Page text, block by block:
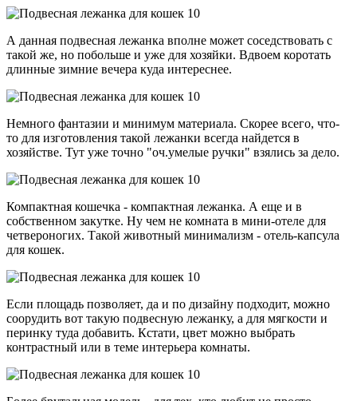
А данная подвесная лежанка вполне может соседствовать с
такой же, но побольше и уже для хозяйки. Вдвоем коротать
длинные зимние вечера куда интереснее.
Немного фантазии и минимум материала. Скорее всего, что-
то для изготовления такой лежанки всегда найдется в
хозяйстве. Тут уже точно "оч.умелые ручки" взялись за дело.
Компактная кошечка - компактная лежанка. А еще и в
собственном закутке. Ну чем не комната в мини-отеле для
четвероногих. Такой животный минимализм - отель-капсула
для кошек.
Если площадь позволяет, да и по дизайну подходит, можно
соорудить вот такую подвесную лежанку, а для мягкости и
перинку туда добавить. Кстати, цвет можно выбрать
контрастный или в теме интерьера комнаты.